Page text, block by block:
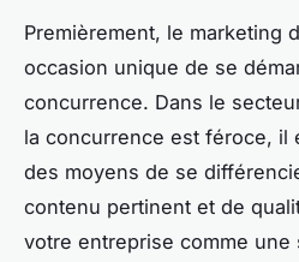
Premièrement, le marketing
occasion unique de se
concurrence. Dans le
la concurrence est féroce, il
des moyens de se
contenu pertinent et de
votre entreprise comme